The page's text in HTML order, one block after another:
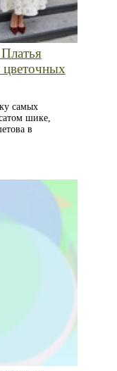
цветочных
самых
шике,
в